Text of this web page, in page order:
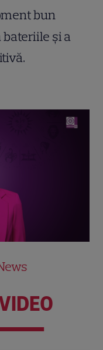
bun
și a